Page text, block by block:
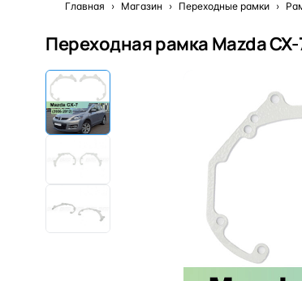
Главная › Магазин › Переходные рамки ›
Переходная рамка Mazda